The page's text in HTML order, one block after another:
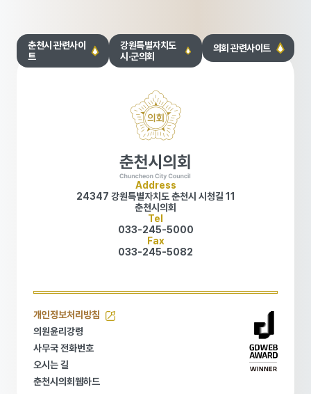
춘천시 관련사이
트
강원특별자치도
시·군의회
의회 관련사이트
Address
24347 강원특별자치도 춘천시 시청길 11
춘천시의회
Tel
033-245-5000
Fax
033-245-5082
개인정보처리방침
의원윤리강령
의원윤리강령
사무국 전화번호
사무국 전화번호
오시는 길
오시는 길
춘천시의회웹하드
춘천시의회웹하드